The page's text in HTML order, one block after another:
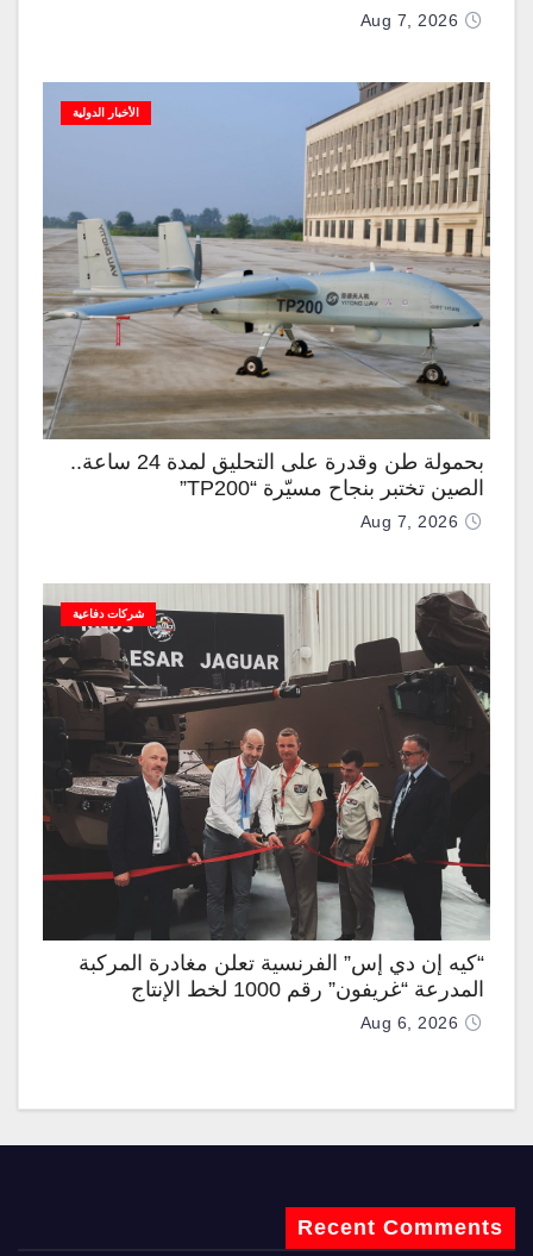
Aug 7, 2026
الأخبار الدولية
بحمولة طن وقدرة على التحليق لمدة 24 ساعة..
الصين تختبر بنجاح مسيّرة “TP200”
Aug 7, 2026
شركات دفاعية
“كيه إن دي إس” الفرنسية تعلن مغادرة المركبة
المدرعة “غريفون” رقم 1000 لخط الإنتاج
Aug 6, 2026
Recent Comments